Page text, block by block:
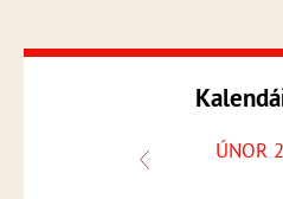
ÚNOR